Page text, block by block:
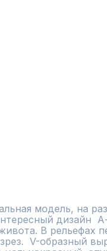
модель, на
дизайн
В рельефах
V-образный